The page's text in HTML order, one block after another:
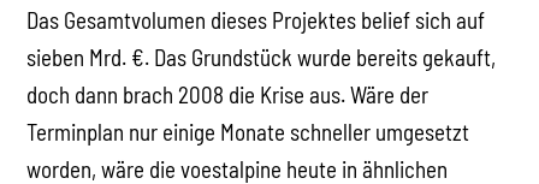
Das Gesamtvolumen dieses Projektes belief sich auf
sieben Mrd. €. Das Grundstück wurde bereits gekauft,
doch dann brach 2008 die Krise aus. Wäre der
Terminplan nur einige Monate schneller umgesetzt
worden, wäre die voestalpine heute in ähnlichen